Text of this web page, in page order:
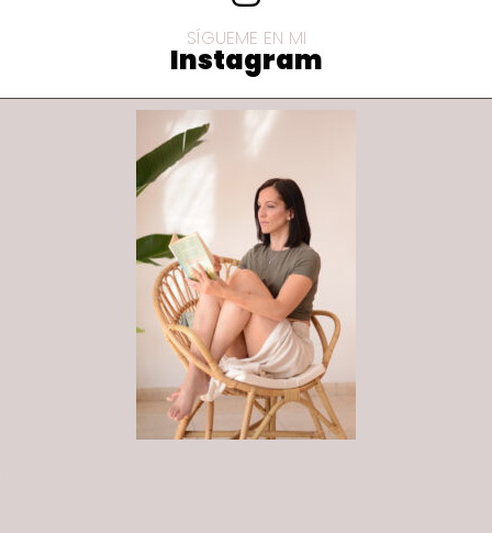
SÍGUEME EN MI
Instagram